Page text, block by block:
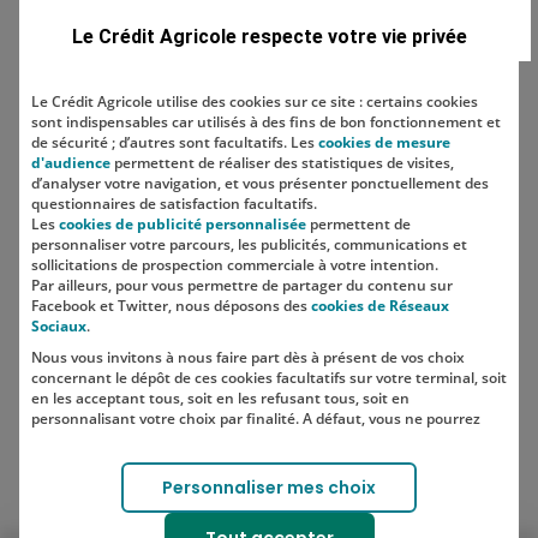
Localisation
SUIVEZ-NOUS SUR LES RÉSEAUX
SOCIAUX
Lien vers le compte Instagram
Lien vers le compte TikTok
Le Crédit Agricole respecte votre vie privée
Le Crédit Agricole utilise des cookies sur ce site : certains cookies
sont indispensables car utilisés à des fins de bon fonctionnement et
de sécurité ; d’autres sont facultatifs. Lescookies de mesure
d'audience permettent de réaliser des statistiques de visites,
d’analyser votre navigation, et vous présenter ponctuellement des
questionnaires de satisfaction facultatifs.
Lescookies de publicité personnalisée permettent de
personnaliser votre parcours, les publicités, communications et
sollicitations de prospection commerciale à votre intention.
Par ailleurs, pour vous permettre de partager du contenu sur
Facebook et Twitter, nous déposons descookies de Réseaux
Sociaux.
Nous vous invitons à nous faire part dès à présent de vos choix
concernant le dépôt de ces cookies facultatifs sur votre terminal, soit
en les acceptant tous, soit en les refusant tous, soit en
personnalisant votre choix par finalité. A défaut, vous ne pourrez
Votre choix est libre et peut être modifié à tout moment, en cliquant
sur le lien "Cookies", en bas de page.
Pour en savoir plus sur les responsables de traitement et les
Personnaliser mes choix